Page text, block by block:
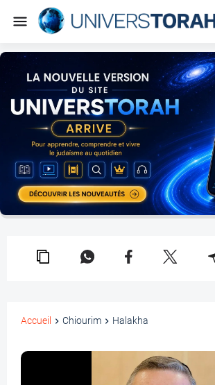
Accueil Chiourim Halakha